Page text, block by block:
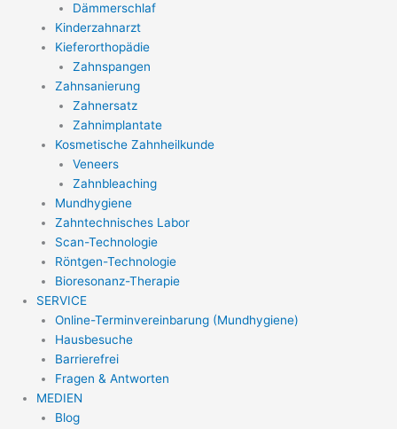
Dämmerschlaf
Kinderzahnarzt
Kieferorthopädie
Zahnspangen
Zahnsanierung
Zahnersatz
Zahnimplantate
Kosmetische Zahnheilkunde
Veneers
Zahnbleaching
Mundhygiene
Zahntechnisches Labor
Scan-Technologie
Röntgen-Technologie
Bioresonanz-Therapie
SERVICE
Online-Terminvereinbarung (Mundhygiene)
Hausbesuche
Barrierefrei
Fragen & Antworten
MEDIEN
Blog